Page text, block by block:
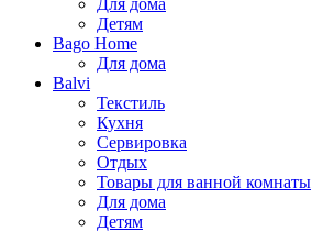
Для дома
Детям
Bago Home
Для дома
Balvi
Текстиль
Кухня
Сервировка
Отдых
Товары для ванной комнаты
Для дома
Детям